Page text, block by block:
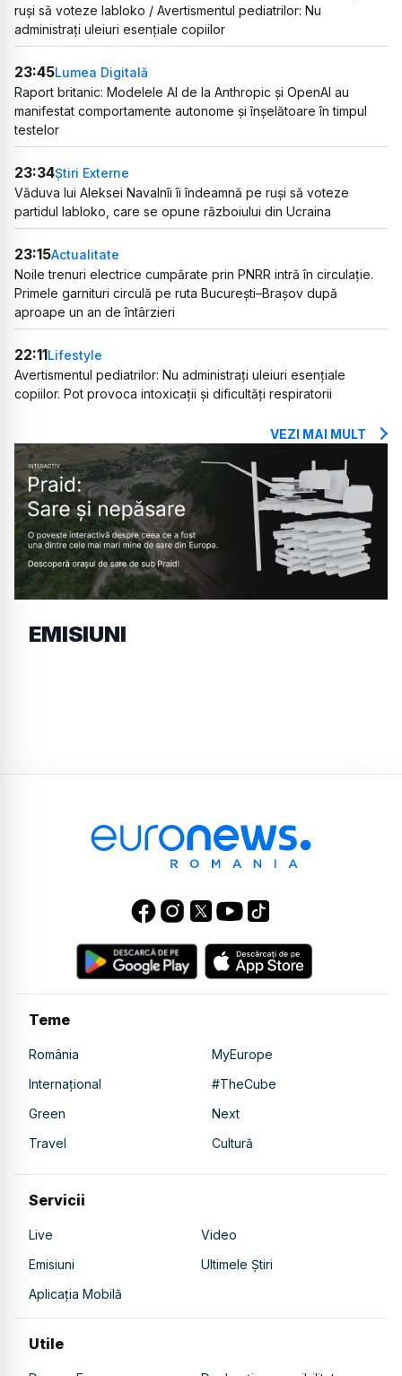
ruși să voteze Iabloko / Avertismentul pediatrilor: Nu
administrați uleiuri esențiale copiilor
23:45Lumea Digitală
Raport britanic: Modelele AI de la Anthropic și OpenAI au
manifestat comportamente autonome și înșelătoare în timpul
testelor
23:34Știri Externe
Văduva lui Aleksei Navalnîi îi îndeamnă pe ruși să voteze
partidul Iabloko, care se opune războiului din Ucraina
23:15Actualitate
Noile trenuri electrice cumpărate prin PNRR intră în circulație.
Primele garnituri circulă pe ruta București–Brașov după
aproape un an de întârzieri
22:11Lifestyle
Avertismentul pediatrilor: Nu administrați uleiuri esențiale
copiilor. Pot provoca intoxicații și dificultăți respiratorii
VEZI MAI MULT
EMISIUNI
Teme
România
MyEurope
Internațional
#TheCube
Green
Next
Travel
Cultură
Servicii
Live
Video
Emisiuni
Ultimele Știri
Aplicația Mobilă
Utile